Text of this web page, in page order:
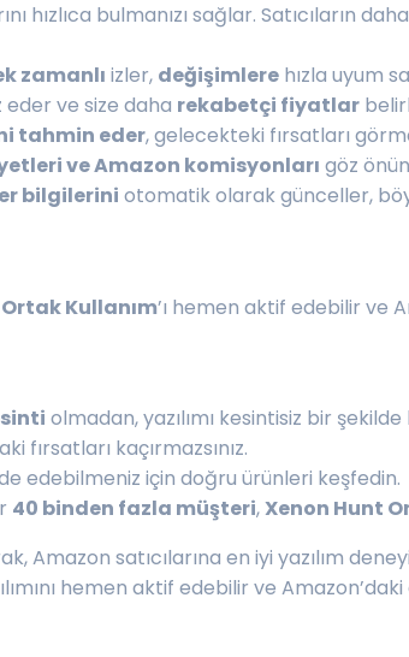
hızlıca bulmanızı sağlar. Satıcıların
zamanlı izler, değişimlere hızla uyum
eder ve size daha rekabetçi fiyatlar
tahmin eder, gelecekteki fırsatları
ve Amazon komisyonları göz
bilgilerini otomatik olarak günceller,
Kullanım’ı hemen aktif edebilir ve
olmadan, yazılımı kesintisiz bir
fırsatları kaçırmazsınız.
edebilmeniz için doğru ürünleri keşfedin.
40 binden fazla müşteri,Xenon Hunt
Amazon satıcılarına en iyi yazılım
hemen aktif edebilir ve